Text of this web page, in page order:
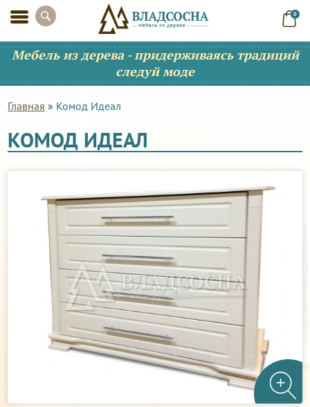
0
Мебель из дерева - придерживаясь традиций
следуй моде
Главная » Комод Идеал
КОМОД ИДЕАЛ